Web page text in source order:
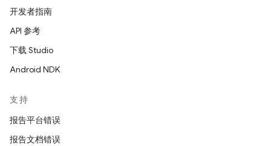
开发者指南
API 参考
下载 Studio
Android NDK
支持
报告平台错误
报告文档错误